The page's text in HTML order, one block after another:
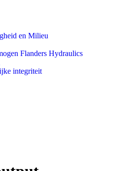
en Milieu
Flanders Hydraulics
integriteit